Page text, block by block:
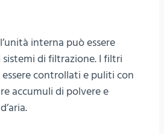
interna può essere
di filtrazione. I filtri
controllati e puliti con
accumuli di polvere e